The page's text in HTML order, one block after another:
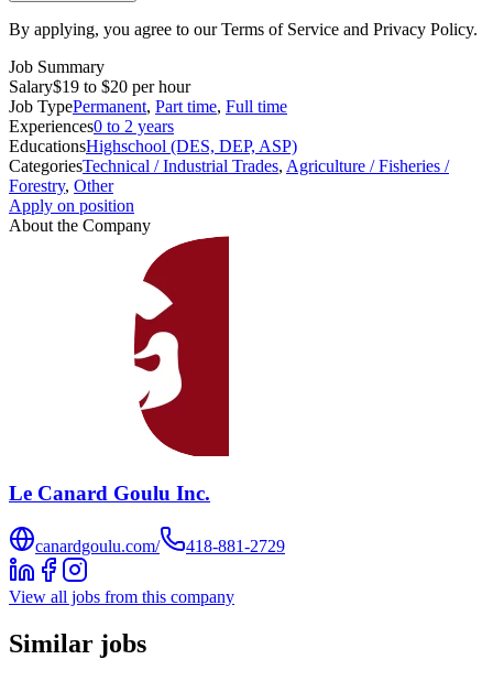
By applying, you agree to our Terms of Service and Privacy Policy.
Job Summary
Salary$19 to $20 per hour
Job TypePermanent, Part time, Full time
Experiences0 to 2 years
EducationsHighschool (DES, DEP, ASP)
CategoriesTechnical / Industrial Trades, Agriculture / Fisheries /
Forestry, Other
Apply on position
About the Company
Le Canard Goulu Inc.
canardgoulu.com/ 418-881-2729
View all jobs from this company
Similar jobs